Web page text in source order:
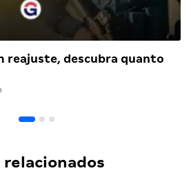
reajuste, descubra quanto